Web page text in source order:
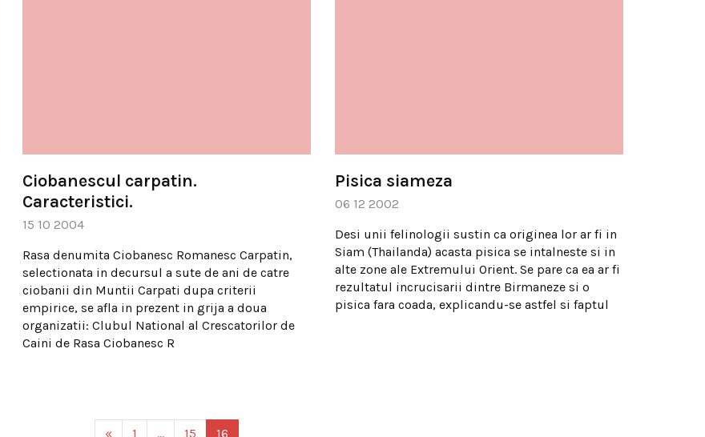
Ciobanescul carpatin.
Caracteristici.
15 10 2004
Rasa denumita Ciobanesc Romanesc Carpatin,
selectionata in decursul a sute de ani de catre
ciobanii din Muntii Carpati dupa criterii
empirice, se afla in prezent in grija a doua
organizatii: Clubul National al Crescatorilor de
Caini de Rasa Ciobanesc R
Pisica siameza
06 12 2002
Desi unii felinologii sustin ca originea lor ar fi in
Siam (Thailanda) acasta pisica se intalneste si in
alte zone ale Extremului Orient. Se pare ca ea ar fi
rezultatul incrucisarii dintre Birmaneze si o
pisica fara coada, explicandu-se astfel si faptul
« 1 … 15 16